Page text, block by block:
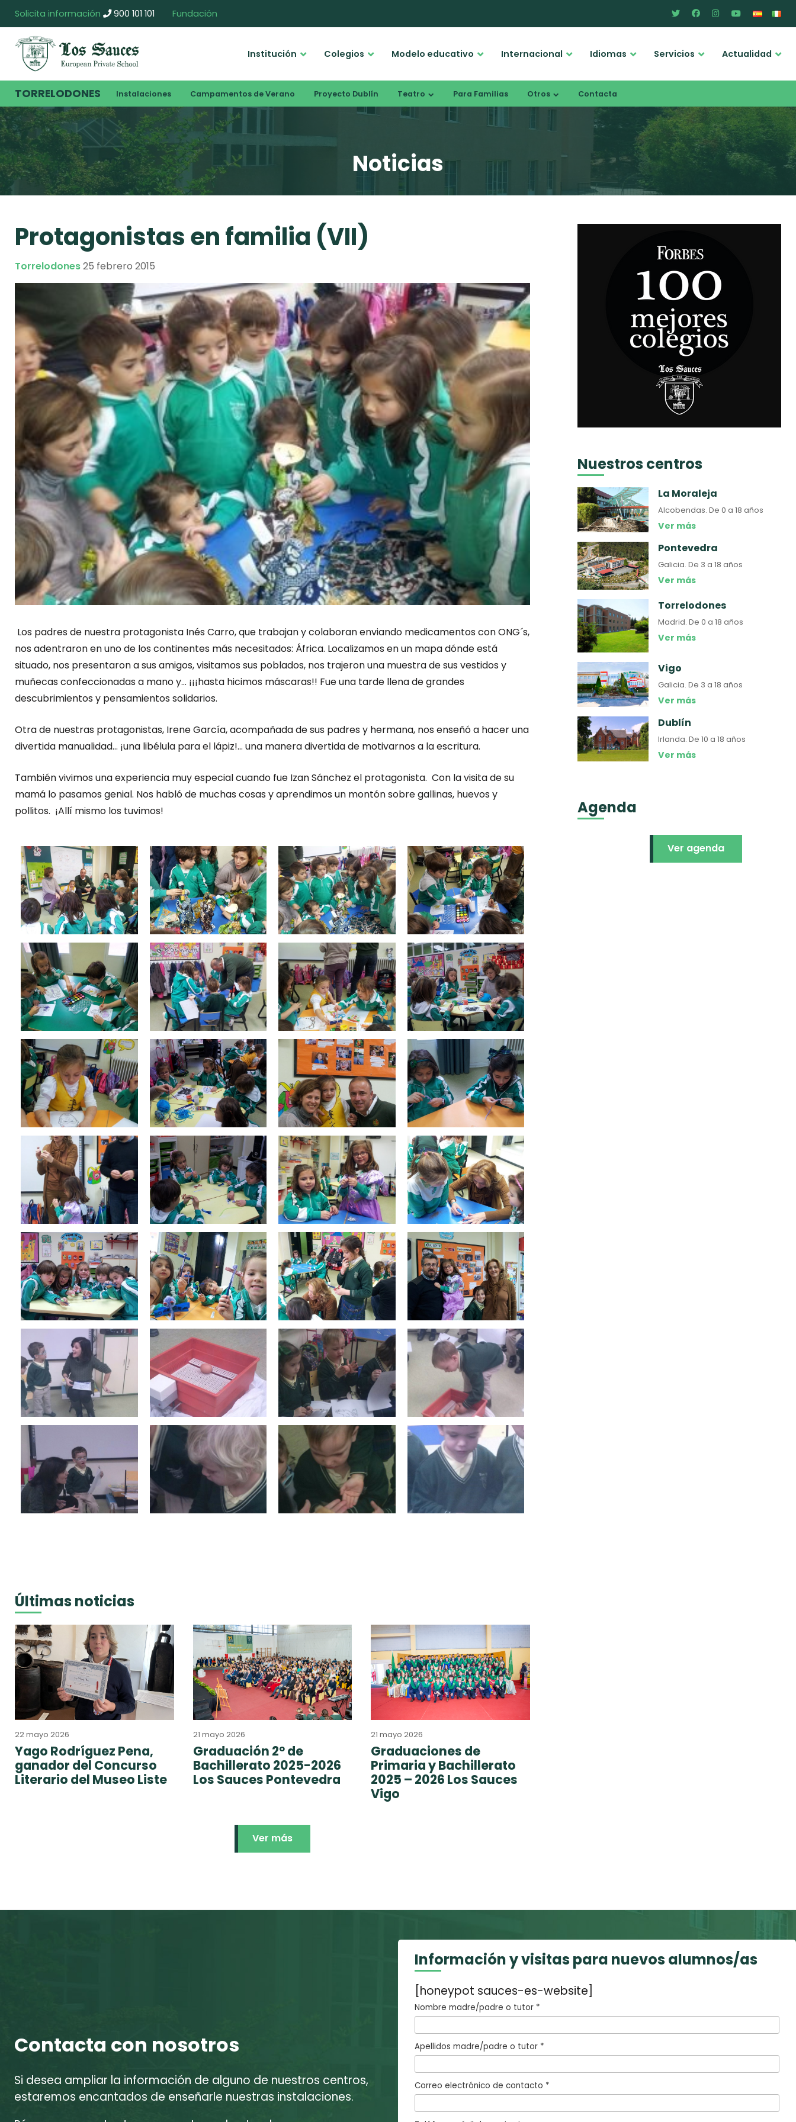
Solicita información 900 101 101 Fundación
Institución Colegios Modelo educativo Internacional Idiomas Servicios Actualidad
TORRELODONES Instalaciones Campamentos de Verano Proyecto Dublín Teatro Para Familias Otros Contacta
Noticias
Protagonistas en familia (VII)
Torrelodones25 febrero 2015
Los padres de nuestra protagonista Inés Carro, que trabajan y colaboran enviando medicamentos con ONG´s,
nos adentraron en uno de los continentes más necesitados: África. Localizamos en un mapa dónde está
situado, nos presentaron a sus amigos, visitamos sus poblados, nos trajeron una muestra de sus vestidos y
muñecas confeccionadas a mano y… ¡¡¡hasta hicimos máscaras!! Fue una tarde llena de grandes
descubrimientos y pensamientos solidarios.
Otra de nuestras protagonistas, Irene García, acompañada de sus padres y hermana, nos enseñó a hacer una
divertida manualidad… ¡una libélula para el lápiz!… una manera divertida de motivarnos a la escritura.
También vivimos una experiencia muy especial cuando fue Izan Sánchez el protagonista. Con la visita de su
mamá lo pasamos genial. Nos habló de muchas cosas y aprendimos un montón sobre gallinas, huevos y
pollitos. ¡Allí mismo los tuvimos!
Últimas noticias
22 mayo 2026
Yago Rodríguez Pena,
ganador del Concurso
Literario del Museo Liste
21 mayo 2026
Graduación 2º de
Bachillerato 2025-2026
Los Sauces Pontevedra
21 mayo 2026
Graduaciones de
Primaria y Bachillerato
2025 – 2026 Los Sauces
Vigo
Ver más
Nuestros centros
La Moraleja
Alcobendas.De 0 a 18 años
Ver más
Pontevedra
Galicia.De 3 a 18 años
Ver más
Torrelodones
Madrid.De 0 a 18 años
Ver más
Vigo
Galicia.De 3 a 18 años
Ver más
Dublín
Irlanda.De 10 a 18 años
Ver más
Agenda
Ver agenda
Contacta con nosotros
Si desea ampliar la información de alguno de nuestros centros,
estaremos encantados de enseñarle nuestras instalaciones.
Información y visitas para nuevos alumnos/as
[honeypot sauces-es-website]
Nombre madre/padre o tutor *
Apellidos madre/padre o tutor *
Correo electrónico de contacto *